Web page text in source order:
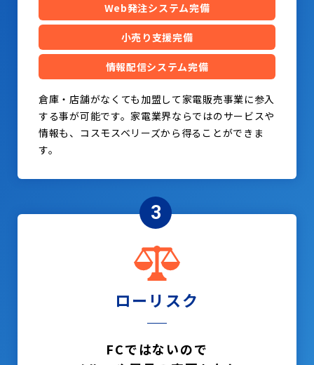
Web発注システム完備
小売り支援完備
情報配信システム完備
倉庫・店舗がなくても加盟して家電販売事業に参入
する事が可能です。家電業界ならではのサービスや
情報も、コスモスベリーズから得ることができま
す。
3
ローリスク
FCではないので